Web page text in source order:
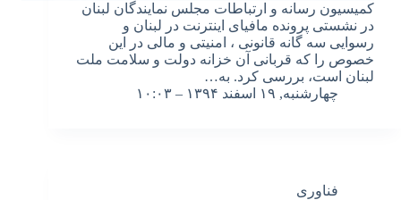
کمیسیون رسانه و ارتباطات مجلس نمایندگان لبنان
در نشستی پرونده مافیای اینترنت در لبنان و
رسوایی سه گانه قانونی ، امنیتی و مالی در این
خصوص را که قربانی آن خزانه دولت و سلامت ملت
لبنان است، بررسی کرد. به…
چهارشنبه, ۱۹ اسفند ۱۳۹۴ – ۱۰:۰۳
فناوری